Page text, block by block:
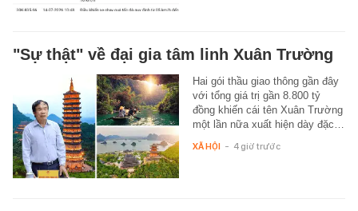
"Sự thật" về đại gia tâm linh Xuân Trường
Hai gói thầu giao thông gần đây
với tổng giá trị gần 8.800 tỷ
đồng khiến cái tên Xuân Trường
một lần nữa xuất hiện dày đặc…
XÃ HỘI - 4 giờ trước